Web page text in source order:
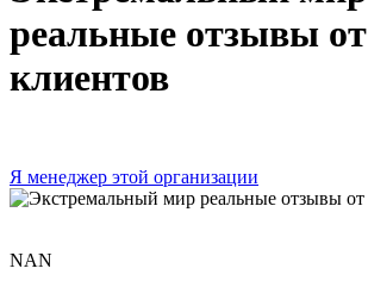
реальные отзывы от
клиентов
Я менеджер этой организации
NAN